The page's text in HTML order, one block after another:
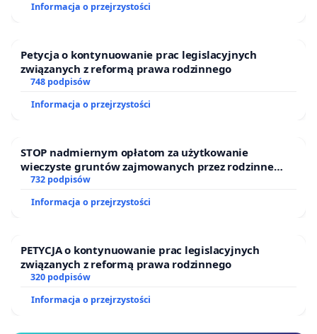
Informacja o przejrzystości
Petycja o kontynuowanie prac legislacyjnych
związanych z reformą prawa rodzinnego
748 podpisów
Informacja o przejrzystości
STOP nadmiernym opłatom za użytkowanie
wieczyste gruntów zajmowanych przez rodzinne
ogrody działkowe.
732 podpisów
Informacja o przejrzystości
PETYCJA o kontynuowanie prac legislacyjnych
związanych z reformą prawa rodzinnego
320 podpisów
Informacja o przejrzystości